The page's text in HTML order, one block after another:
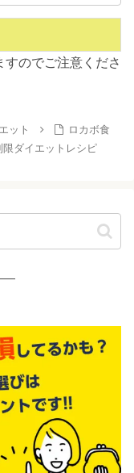
すのでご注意くださ
ット
ロカボ食
ダイエットレシピ